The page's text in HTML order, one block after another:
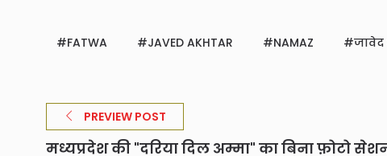
FATWA JAVED AKHTAR NAMAZ
PREVIEW POST
मध्यप्रदेश की "दरिया दिल अम्मा" का बिना फ़ोटो